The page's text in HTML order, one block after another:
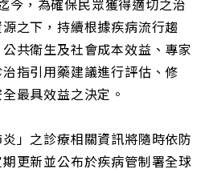
今，為確保民眾獲得適切之治
之下，持續根據疾病流行趨
共衛生及社會成本效益、專家
指引用藥建議進行評估、修
最具效益之決定。
」之診療相關資訊將隨時依防
更新並公布於疾病管制署全球